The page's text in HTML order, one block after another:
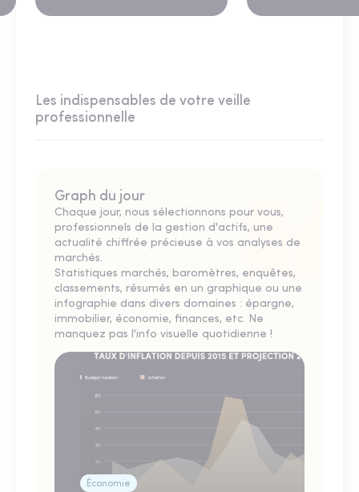
Les indispensables de votre veille
professionnelle
Graph du jour
Chaque jour, nous sélectionnons pour vous,
professionnels de la gestion d'actifs, une
actualité chiffrée précieuse à vos analyses de
marchés.
Statistiques marchés, baromètres, enquêtes,
classements, résumés en un graphique ou une
infographie dans divers domaines : épargne,
immobilier, économie, finances, etc. Ne
manquez pas l'info visuelle quotidienne !
Économie